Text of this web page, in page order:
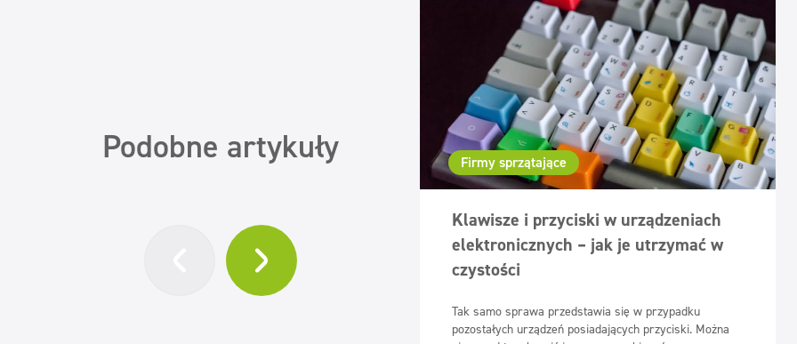
Podobne artykuły Firmy sprzątające
Klawisze i przyciski w urządzeniach
elektronicznych – jak je utrzymać w
czystości
Tak samo sprawa przedstawia się w przypadku
pozostałych urządzeń posiadających przyciski. Można